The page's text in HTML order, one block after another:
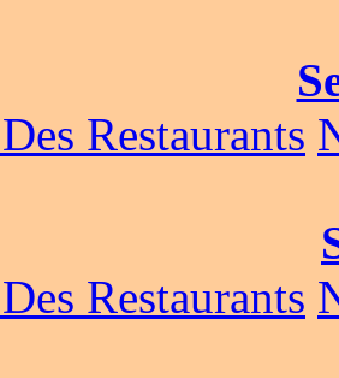
Restaurants
Restaurants